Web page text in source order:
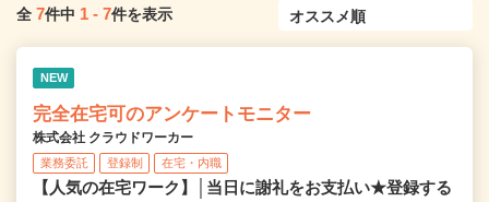
全 7件中 1 - 7件を表示
NEW
完全在宅可のアンケートモニター
株式会社 クラウドワーカー
業務委託 登録制 在宅・内職
【人気の在宅ワーク】│当日に謝礼をお支払い★登録する